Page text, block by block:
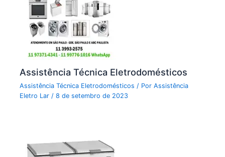
Assistência Técnica Eletrodomésticos
Assistência Técnica Eletrodomésticos / PorAssistência
Eletro Lar/8 de setembro de 2023